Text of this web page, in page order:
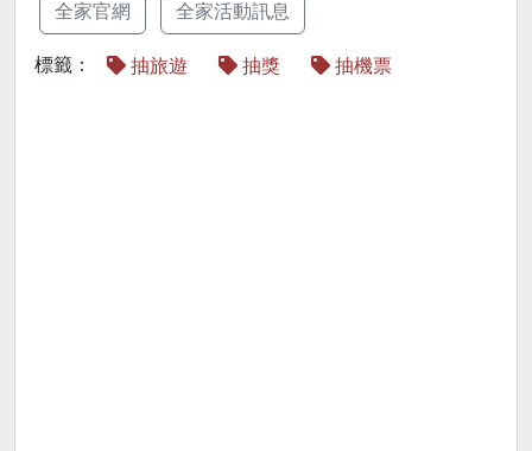
全家官網 全家活動訊息
標籤： 抽旅遊 抽獎 抽機票